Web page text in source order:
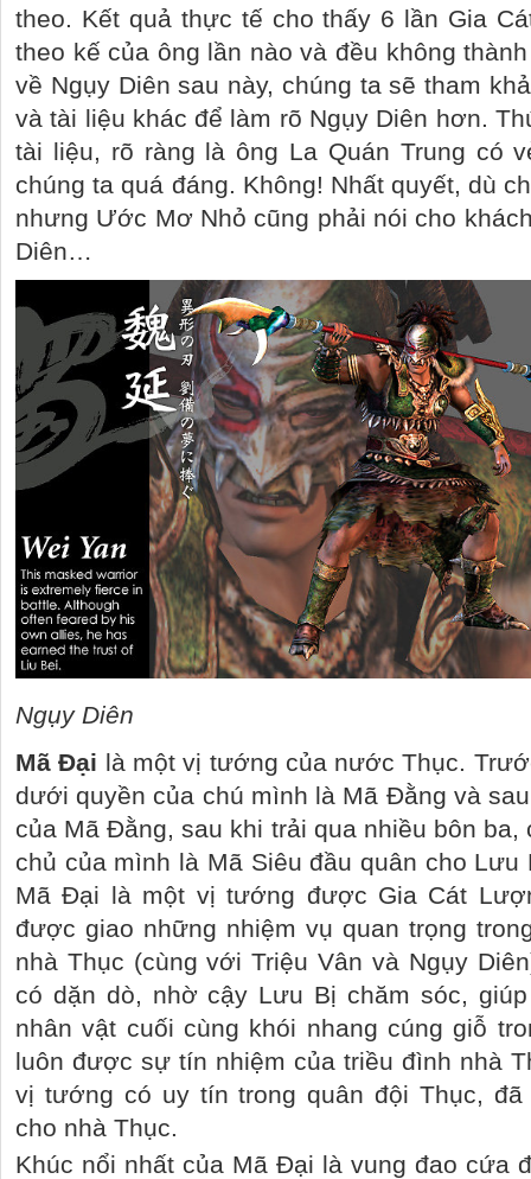
theo. Kết quả thực tế cho thấy 6 lần Gia
theo kế của ông lần nào và đều không
về Ngụy Diên sau này, chúng ta sẽ tham
và tài liệu khác để làm rõ Ngụy Diên hơn.
tài liệu, rõ ràng là ông La Quán Trung có
chúng ta quá đáng. Không! Nhất quyết, dù
nhưng Ước Mơ Nhỏ cũng phải nói cho
Diên…
Ngụy Diên
Mã Đại là một vị tướng của nước Thục.
dưới quyền của chú mình là Mã Đằng và
của Mã Đằng, sau khi trải qua nhiều bôn
chủ của mình là Mã Siêu đầu quân cho Lưu
Mã Đại là một vị tướng được Gia Cát
được giao những nhiệm vụ quan trọng
nhà Thục (cùng với Triệu Vân và Ngụy
có dặn dò, nhờ cậy Lưu Bị chăm sóc,
nhân vật cuối cùng khói nhang cúng giỗ
luôn được sự tín nhiệm của triều đình nhà
vị tướng có uy tín trong quân đội Thục,
cho nhà Thục.
Khúc nổi nhất của Mã Đại là vung đao cứa